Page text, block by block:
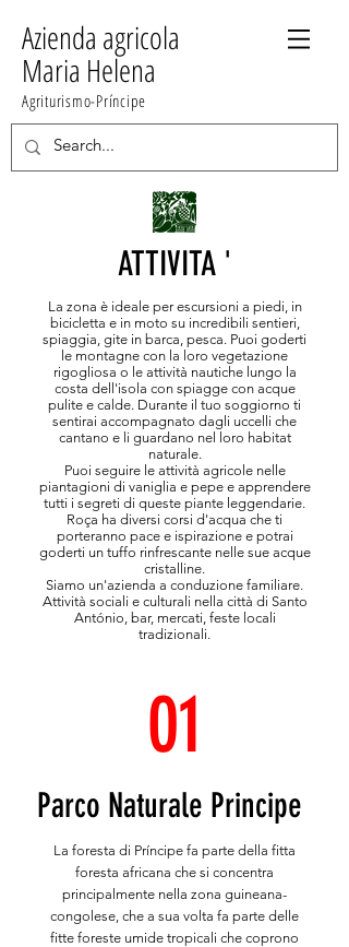
Azienda agricola
Maria Helena
Agriturismo-Príncipe
ATTIVITA '
La zona è ideale per escursioni a piedi, in
bicicletta e in moto su incredibili sentieri,
spiaggia, gite in barca, pesca. Puoi goderti
le montagne con la loro vegetazione
rigogliosa o le attività nautiche lungo la
costa dell'isola con spiagge con acque
pulite e calde. Durante il tuo soggiorno ti
sentirai accompagnato dagli uccelli che
cantano e li guardano nel loro habitat
naturale.
Puoi seguire le attività agricole nelle
piantagioni di vaniglia e pepe e apprendere
tutti i segreti di queste piante leggendarie.
Roça ha diversi corsi d'acqua che ti
porteranno pace e ispirazione e potrai
goderti un tuffo rinfrescante nelle sue acque
cristalline.
Siamo un'azienda a conduzione familiare.
Attività sociali e culturali nella città di Santo
António, bar, mercati, feste locali
tradizionali.
01
Parco Naturale Principe
La foresta di Príncipe fa parte della fitta
foresta africana che si concentra
principalmente nella zona guineana-
congolese, che a sua volta fa parte delle
fitte foreste umide tropicali che coprono